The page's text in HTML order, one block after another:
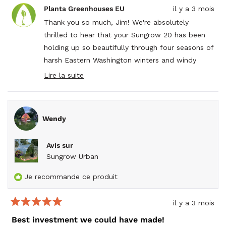
Jim
L.
était
utile.
oui
Jim
utile.
non
Planta Greenhouses EU
il y a 3 mois
Thank you so much, Jim! We're absolutely
thrilled to hear that your Sungrow 20 has been
holding up so beautifully through four seasons of
harsh Eastern Washington winters and windy
conditions - that durability is exactly what we
Your experience perfectly captures what makes
love that you found the YouTube videos helpful
sounds like you really got the hang of the
process, and we're glad those stamped holes
lined up perfectly for you. Don't worry about
having to redo a few things initially - that's all
part of the learning curve, and it's clear your
Lire la suite
more
about
reply
Wendy
Avis sur
Sungrow Urban
Je recommande ce produit
5
il y a 3 mois
Best investment we could have made!